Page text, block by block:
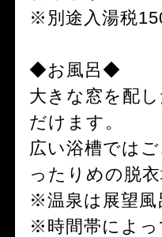
※別途入湯税
◆お風呂◆
大きな窓を配
だけます。
広い浴槽では
ったりめの脱
※温泉は展望風
※時間帯によっ